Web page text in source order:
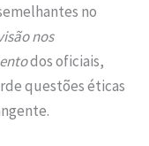
no
nos
dos oficiais,
questões éticas